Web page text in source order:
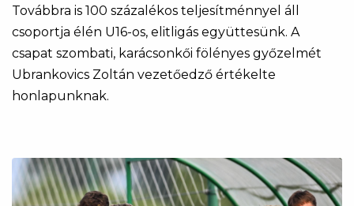
Továbbra is 100 százalékos teljesítménnyel áll
csoportja élén U16-os, elitligás együttesünk. A
csapat szombati, karácsonkői fölényes győzelmét
Ubrankovics Zoltán vezetőedző értékelte
honlapunknak.